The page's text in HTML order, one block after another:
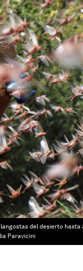
del desierto hasta
Paravicini